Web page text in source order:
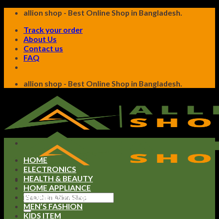
Skip
content
allion shop - Best Online Shop in Bangladesh.
Track your order
About Us
Contact us
FAQ
allion shop - Best Online Shop in Bangladesh.
Search
for:
HOME
ELECTRONICS
HEALTH & BEAUTY
HOME APPLIANCE
WOMEN’S FASHION
MEN’S FASHION
KIDS ITEM